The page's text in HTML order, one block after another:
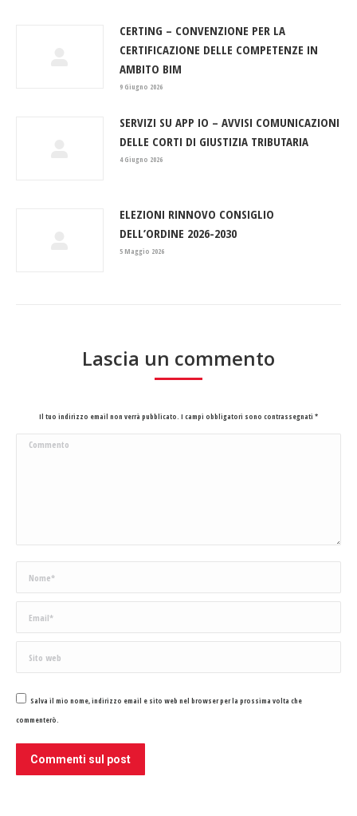
CERTING – CONVENZIONE PER LA
CERTIFICAZIONE DELLE COMPETENZE IN
AMBITO BIM
9 Giugno 2026
SERVIZI SU APP IO – AVVISI COMUNICAZIONI
DELLE CORTI DI GIUSTIZIA TRIBUTARIA
4 Giugno 2026
ELEZIONI RINNOVO CONSIGLIO
DELL’ORDINE 2026-2030
5 Maggio 2026
Lascia un commento
Il tuo indirizzo email non verrà pubblicato. I campi obbligatori sono contrassegnati *
Commento
Nome *
Email *
Sito web
Salva il mio nome, indirizzo email e sito web nel browser per la prossima volta che
commenterò.
Commenti sul post